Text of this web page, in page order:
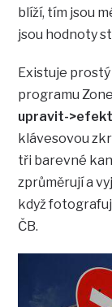
blíží, tím jsou
jsou hodnoty
Existuje
programu
upravit-
klávesovou
tři barevné
zprůměrují a
když
ČB.